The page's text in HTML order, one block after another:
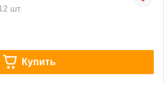
шт.
Купить